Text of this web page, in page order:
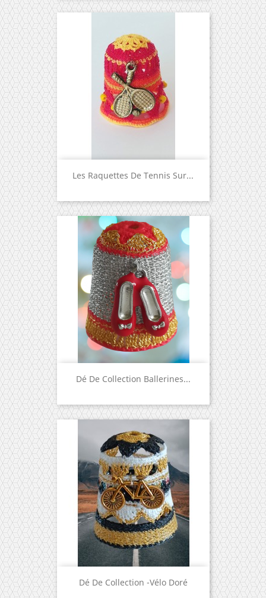
Les Raquettes De Tennis Sur...
Dé De Collection Ballerines...
Dé De Collection -Vélo Doré